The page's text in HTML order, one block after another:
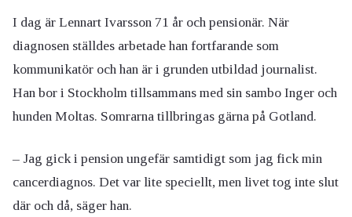
I dag är Lennart Ivarsson 71 år och pensionär. När
diagnosen ställdes arbetade han fortfarande som
kommunikatör och han är i grunden utbildad journalist.
Han bor i Stockholm tillsammans med sin sambo Inger och
hunden Moltas. Somrarna tillbringas gärna på Gotland.
– Jag gick i pension ungefär samtidigt som jag fick min
cancerdiagnos. Det var lite speciellt, men livet tog inte slut
där och då, säger han.